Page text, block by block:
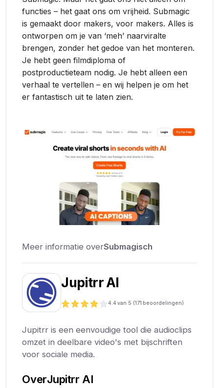
functies – het gaat ons om vrijheid. Submagic
is gemaakt door makers, voor makers. Alles is
ontworpen om je van ‘meh’ naarviralte
brengen, zonder het gedoe van het monteren.
Je hebt geen filmdiploma of
postproductieteam nodig. Je hebt alleen een
verhaal te vertellen – en wij helpen je om het
er fantastisch uit te laten zien.
Meer informatie overSubmagisch
Jupitrr AI
4.4 van 5 (171 beoordelingen)
Jupitrr is een eenvoudige tool die audioclips
omzet in deelbare video's met bijschriften
voor sociale media.
OverJupitrr AI